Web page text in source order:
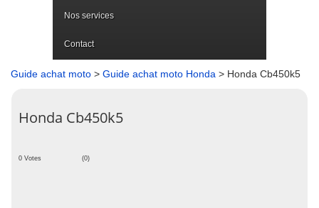
Nos services
Contact
Guide achat moto > Guide achat moto Honda > Honda Cb450k5
Honda Cb450k5
0 Votes (0)